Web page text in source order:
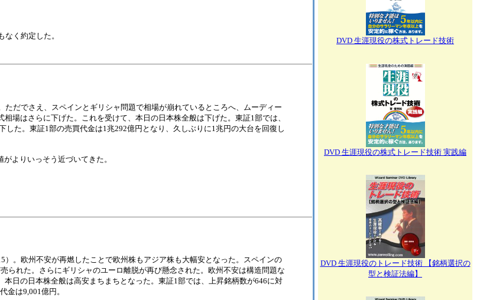
く約定した。
ただでさえ、スペインとギリシャ問題で相場が崩れているところへ、ムーディー
場はさらに下げた。これを受けて、本日の日本株全般は下げた。東証1部では、
した。東証1部の売買代金は1兆292億円となり、久しぶりに1兆円の大台を回復し
よりいっそう近づいてきた。
）。欧州不安が再燃したことで欧州株もアジア株も大幅安となった。スペインの
られた。さらにギリシャのユーロ離脱が再び懸念された。欧州不安は構造問題な
日の日本株全般は高安まちまちとなった。東証1部では、上昇銘柄数が646に対
金は9,001億円。
DVD 生涯現役の株式トレード技術
DVD 生涯現役の株式トレード技術 実践編
DVD 生涯現役のトレード技術 【銘柄選択の
型と検証法編】